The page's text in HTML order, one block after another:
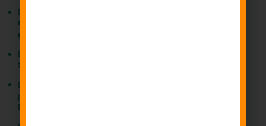
Dal lunedì al venerdì 7.30-9.30 e sabato 7.30-9.00
Consegna campioni (citologici urinari, feci, test di
gravidanza):
Dal lunedì al venerdì 7.30-9.30 e sabato 7.30-9.00
Sala prelievi e consegna campioni biologici:
Dal lunedì al venerdì 7.30-9.30 e il sabato 7.30-9.00 senza
prenotazione
È necessaria la prenotazione per prelievi post-prandiali.